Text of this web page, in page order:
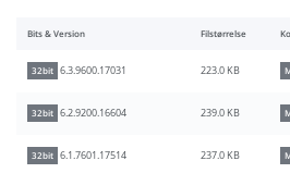
Bits & Version Filstørrelse
32bit 6.3.9600.17031 223.0 KB
32bit 6.2.9200.16604 239.0 KB
32bit 6.1.7601.17514 237.0 KB